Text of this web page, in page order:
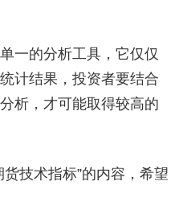
的分析工具，它仅仅
计结果，投资者要结合
析，才可能取得较高的
技术指标”的内容，希望